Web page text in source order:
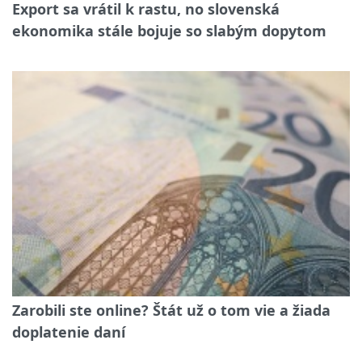
Export sa vrátil k rastu, no slovenská
ekonomika stále bojuje so slabým dopytom
Zarobili ste online? Štát už o tom vie a žiada
doplatenie daní